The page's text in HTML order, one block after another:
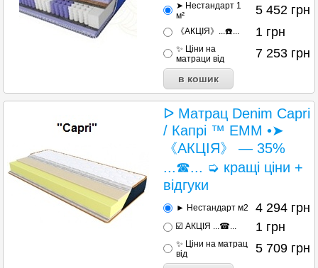
➤ Нестандарт 1
м²
5 452 грн
《АКЦІЯ》...☎️... 1 грн
✨ Ціни на
матраци від
7 253 грн
ᐅ Матрац Denim Capri
/ Капрі ™ ЕММ •➤
《АКЦІЯ》 — 35%
...☎... ➭ кращі ціни +
відгуки
► Нестандарт м2 4 294 грн
☑️ АКЦІЯ ...☎... 1 грн
✨ Ціни на матрац
від
5 709 грн